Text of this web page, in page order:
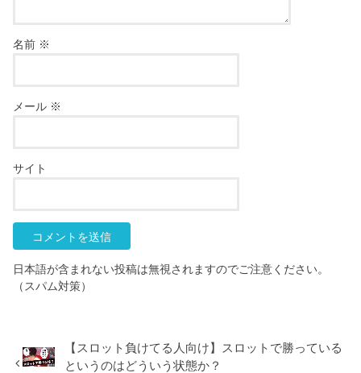
名前 ※
メール ※
サイト
日本語が含まれない投稿は無視されますのでご注意ください。
（スパム対策）
【スロット負けてる人向け】スロットで勝っている
というのはどういう状態か？